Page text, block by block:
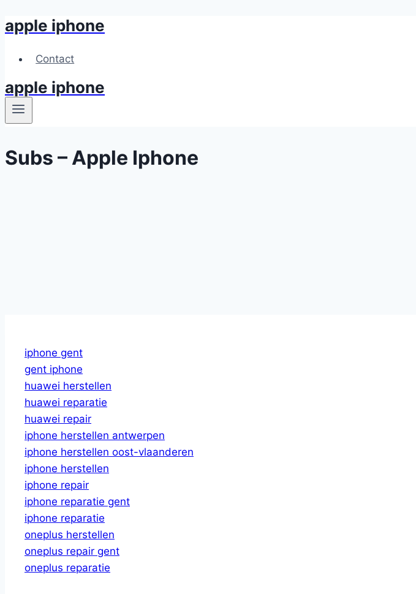
Skip
content
apple iphone
Contact
apple iphone
Subs – Apple Iphone
iphone gent
gent iphone
huawei herstellen
huawei reparatie
huawei repair
iphone herstellen antwerpen
iphone herstellen oost-vlaanderen
iphone herstellen
iphone repair
iphone reparatie gent
iphone reparatie
oneplus herstellen
oneplus repair gent
oneplus reparatie